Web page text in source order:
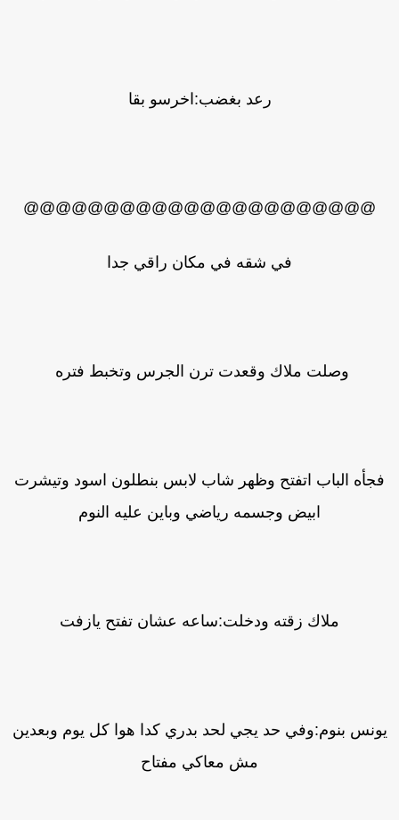
رعد بغضب:اخرسو بقا
@@@@@@@@@@@@@@@@@@@@@@
في شقه في مكان راقي جدا
وصلت ملاك وقعدت ترن الجرس وتخبط فتره
الباب اتفتح وظهر شاب لابس بنطلون اسود وتيشرت
ابيض وجسمه رياضي وباين عليه النوم
ملاك زقته ودخلت:ساعه عشان تفتح يازفت
بنوم:وفي حد يجي لحد بدري كدا هوا كل يوم وبعدين
مش معاكي مفتاح